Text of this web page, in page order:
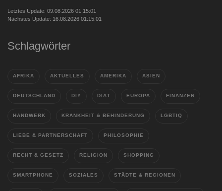
Letztes Update: 09.08.2026 01:15:01
Nächstes Update: 16.08.2026 01:15:01
Schlagwörter
AFRIKA AKTUELLES AMERIKA ASIEN
DEUTSCHLAND DIY DIÄT EUROPA FINANZEN
HANDWERK KRANKHEIT & BEHINDERUNG LGBTIQ
LIEBE & PARTNERSCHAFT PHILOSOPHIE
RECHT & GESETZ RELIGION SHOPPING
SMARTPHONE SOZIALES STÄDTE & REGIONEN